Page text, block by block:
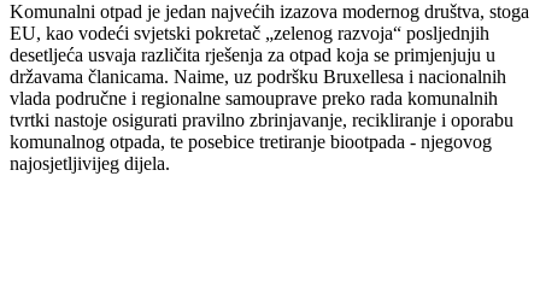
Komunalni otpad je jedan najvećih izazova modernog društva, stoga
EU, kao vodeći svjetski pokretač „zelenog razvoja“ posljednjih
desetljeća usvaja različita rješenja za otpad koja se primjenjuju u
državama članicama. Naime, uz podršku Bruxellesa i nacionalnih
vlada područne i regionalne samouprave preko rada komunalnih
tvrtki nastoje osigurati pravilno zbrinjavanje, recikliranje i oporabu
komunalnog otpada, te posebice tretiranje biootpada - njegovog
najosjetljivijeg dijela.